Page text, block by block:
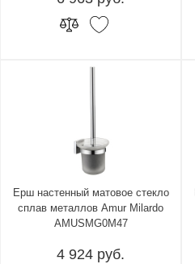
Ерш настенный матовое стекло
сплав металлов Amur Milardo
AMUSMG0M47
4 924 руб.